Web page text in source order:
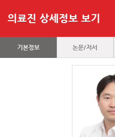
의료진 상세정보 보기
기본정보 논문/저서